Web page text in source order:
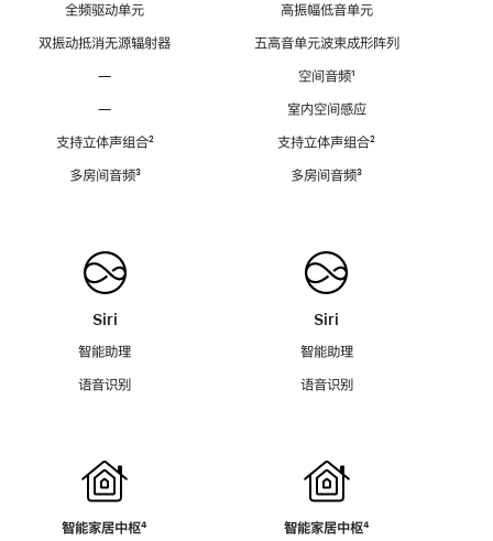
全频驱动单元
双振动抵消无源辐射器
—
—
支持立体声组合脚
²
多房间音频脚
³
Siri
智能助理
语音识别
智能家居中枢脚
⁴
高振幅低音单元
五高音单元波束成形阵列
空间音频脚
¹
室内空间感应
支持立体声组合脚
²
多房间音频脚
³
Siri
智能助理
语音识别
智能家居中枢脚
⁴